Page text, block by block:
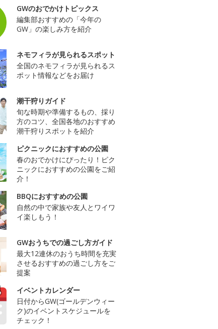
GWのおでかけトピックス
編集部おすすめの「今年の
GW」の楽しみ方を紹介
ネモフィラが見られるスポット
全国のネモフィラが見られるス
ポット情報などをお届け
潮干狩りガイド
旬な時期や準備するもの、採り
方のコツ、全国各地のおすすめ
潮干狩りスポットを紹介
ピクニックにおすすめの公園
春のおでかけにぴったり！ピク
ニックにおすすめの公園をご紹
介！
BBQにおすすめの公園
自然の中で家族や友人とワイワ
イ楽しもう！
GWおうちでの過ごし方ガイド
最大12連休のおうち時間を充実
させるおすすめの過ごし方をご
提案
イベントカレンダー
日付からGW(ゴールデンウィー
ク)のイベントスケジュールを
チェック！